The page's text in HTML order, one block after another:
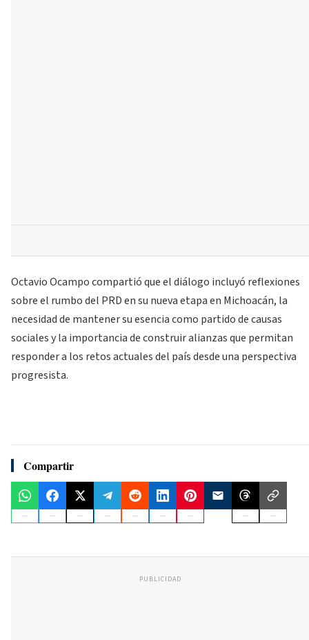
Octavio Ocampo compartió que el diálogo incluyó reflexiones
sobre el rumbo del PRD en su nueva etapa en Michoacán, la
necesidad de mantener su esencia como partido de causas
sociales y la importancia de construir alianzas que permitan
responder a los retos actuales del país desde una perspectiva
progresista.
Compartir
PUBLICIDAD